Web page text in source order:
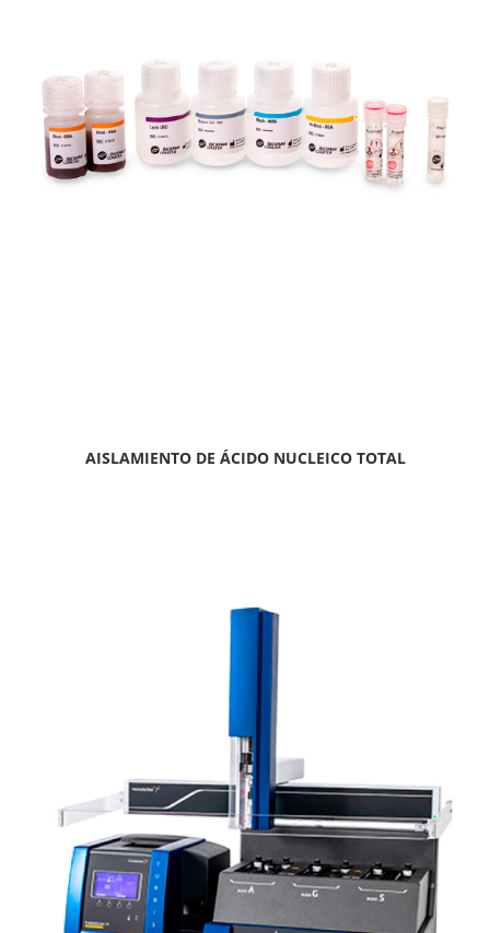
AISLAMIENTO DE ÁCIDO NUCLEICO TOTAL